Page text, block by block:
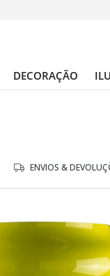
DECORAÇÃO
ENVIOS &